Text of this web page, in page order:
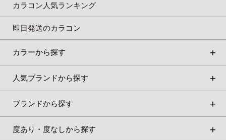
カラコン人気ランキング
即日発送のカラコン
カラーから探す
人気ブランドから探す
ブランドから探す
度あり・度なしから探す